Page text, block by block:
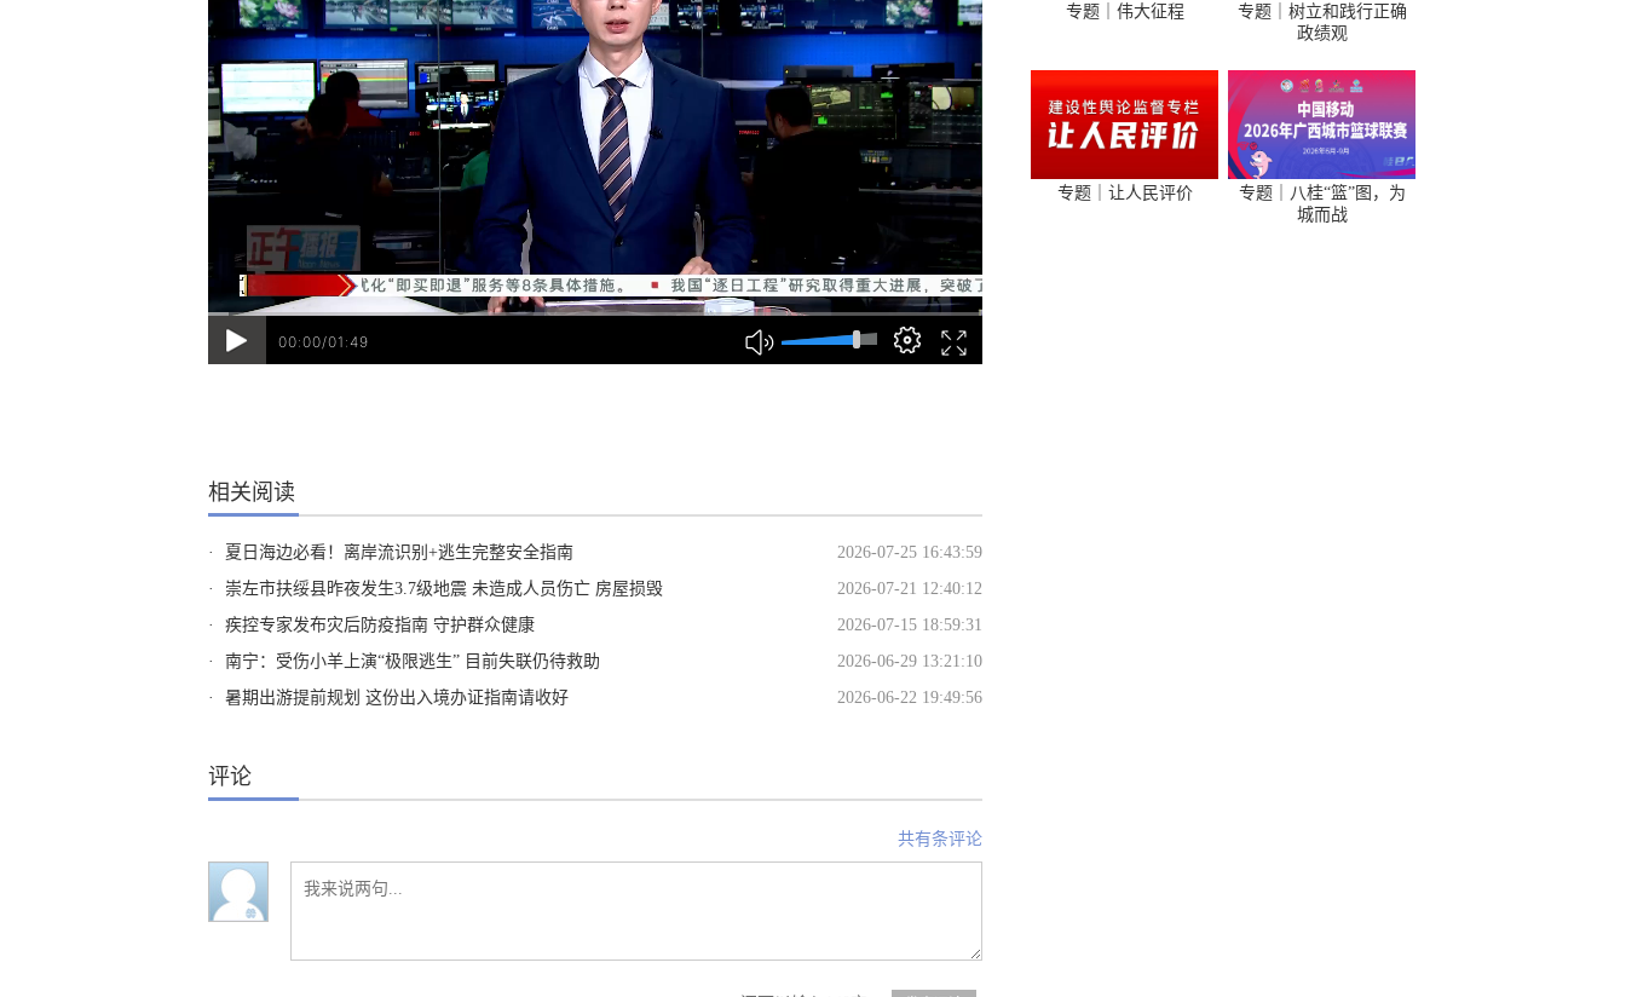
00:00/01:49
相关阅读
· 夏日海边必看！离岸流识别+逃生完整安全指南
2026-07-25 16:43:59
·
崇左市扶绥县昨夜发生3.7级地震 未造成人员伤亡 房屋损毁
2026-07-21 12:40:12
·
疾控专家发布灾后防疫指南 守护群众健康
2026-07-15 18:59:31
·
南宁：受伤小羊上演“极限逃生” 目前失联仍待救助
2026-06-29 13:21:10
·
暑期出游提前规划 这份出入境办证指南请收好 2026-06-22 19:49:56
评论
共有条评论
专题｜伟大征程
专题｜树立和践行正确
政绩观
专题｜让人民评价
专题｜八桂“篮”图，为
城而战